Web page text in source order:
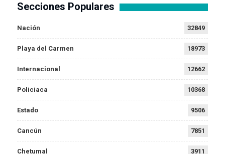
Secciones Populares
Nación 32849
Playa del Carmen 18973
Internacional 12662
Policiaca 10368
Estado 9506
Cancún 7851
Chetumal 3911